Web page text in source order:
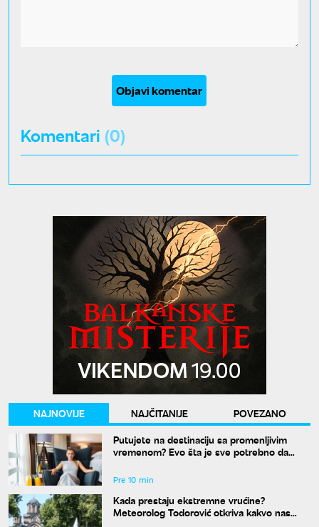
Objavi komentar
Komentari (0)
NAJNOVIJE NAJČITANIJE
POVEZANO
Putujete na destinaciju sa promenljivim
vremenom? Evo šta je sve potrebno da
Pre 10 min
Kada prestaju ekstremne vrućine?
Meteorolog Todorović otkriva kakvo nas